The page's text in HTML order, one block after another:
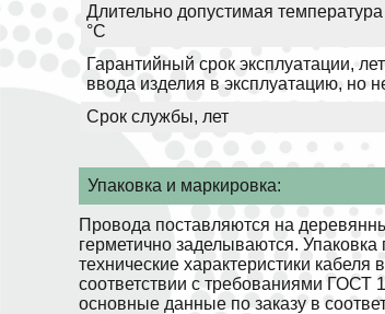
Длительно допустимая
°С
Гарантийный срок эксплуатации,
ввода изделия в эксплуатацию, но
Срок службы, лет
Упаковка и маркировка:
Провода поставляются на
герметично заделываются.
технические характеристики
соответствии с требованиями ГОСТ
основные данные по заказу в